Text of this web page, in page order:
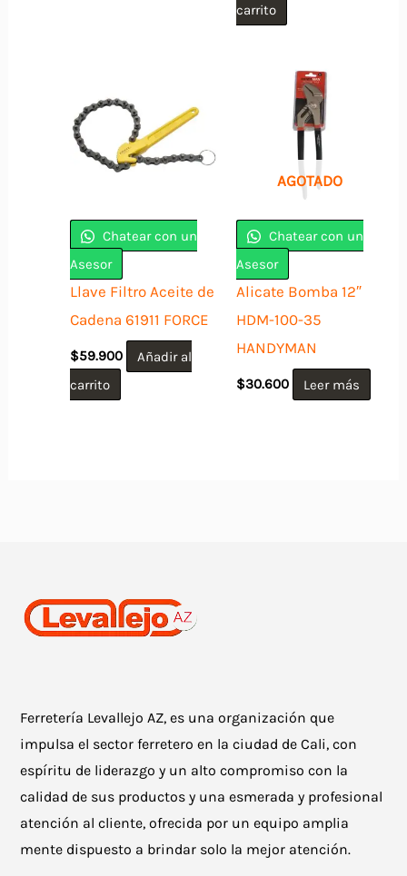
carrito
Chatear con un
Asesor
Llave Filtro Aceite de
Cadena 61911 FORCE
$59.900
Añadir al
carrito
AGOTADO
Chatear con un
Asesor
Alicate Bomba 12″
HDM-100-35
HANDYMAN
$30.600 Leer más
Ferretería Levallejo AZ, es una organización que
impulsa el sector ferretero en la ciudad de Cali, con
espíritu de liderazgo y un alto compromiso con la
calidad de sus productos y una esmerada y profesional
atención al cliente, ofrecida por un equipo amplia
mente dispuesto a brindar solo la mejor atención.